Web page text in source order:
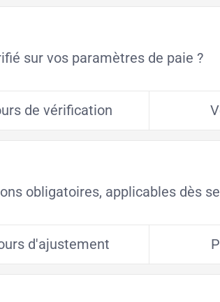
sur vos paramètres de paie ?
de vérification
obligatoires, applicables dès
d'ajustement